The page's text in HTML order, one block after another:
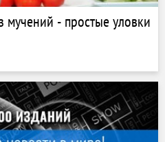
мучений - простые уловки